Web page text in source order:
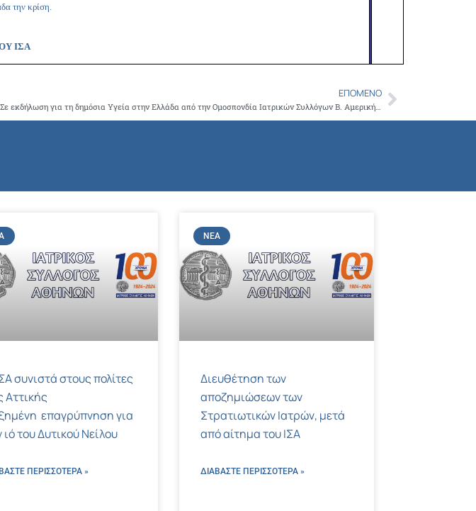
την κρίση.
ΙΣΑ
ΕΠΌΜΕΝΟ
Σε εκδήλωση για τη δημόσια Υγεία στην Ελλάδα από την Ομοσπονδία Ιατρικών Συλλόγων Β. Αμερικής και την Ελληνική Ιατρική Εταιρεία Ν. Υόρκης, μίλησε ο Πρόεδρος του Ι.Σ.Α και Δήμαρχος Αμαρουσίου Γ. Πατούλης Next
συνιστά στους πολίτες
Αττικής
επαγρύπνηση για
ιό του Δυτικού Νείλου
ΠΕΡΙΣΣΌΤΕΡΑ »
ΝΈΑ
Διευθέτηση των
αποζημιώσεων των
Στρατιωτικών Ιατρών, μετά
από αίτημα του ΙΣΑ
ΔΙΑΒΑΣΤΕ ΠΕΡΙΣΣΌΤΕΡΑ »